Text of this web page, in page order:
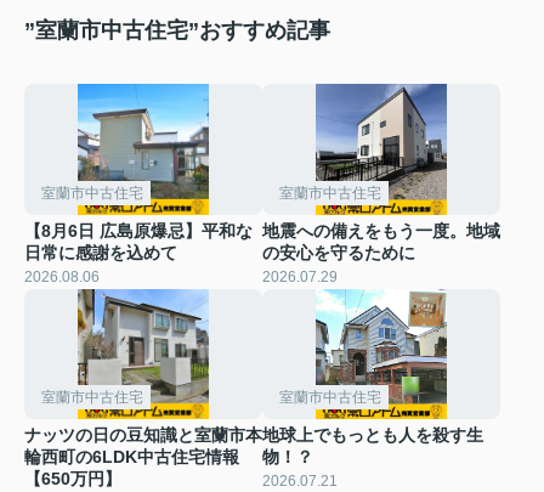
”室蘭市中古住宅”おすすめ記事
室蘭市中古住宅
【8月6日 広島原爆忌】平和な
日常に感謝を込めて
2026.08.06
室蘭市中古住宅
地震への備えをもう一度。地域
の安心を守るために
2026.07.29
室蘭市中古住宅
ナッツの日の豆知識と室蘭市本
輪西町の6LDK中古住宅情報
【650万円】
室蘭市中古住宅
地球上でもっとも人を殺す生
物！？
2026.07.21